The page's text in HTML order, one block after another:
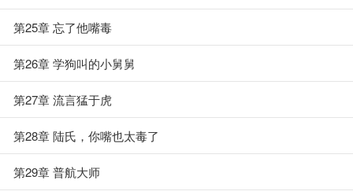
第25章 忘了他嘴毒
第26章 学狗叫的小舅舅
第27章 流言猛于虎
第28章 陆氏，你嘴也太毒了
第29章 普航大师